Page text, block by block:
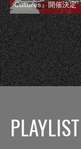
Cultures』開催決定
PLAYLIST